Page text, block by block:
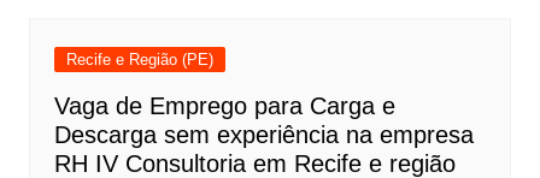
Recife e Região (PE)
Vaga de Emprego para Carga e
Descarga sem experiência na empresa
RH IV Consultoria em Recife e região